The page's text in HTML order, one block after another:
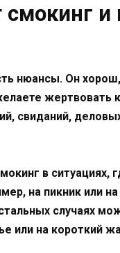
и
нюансы. Он
свиданий,
в ситуациях,
на пикник или
случаях
или на короткий